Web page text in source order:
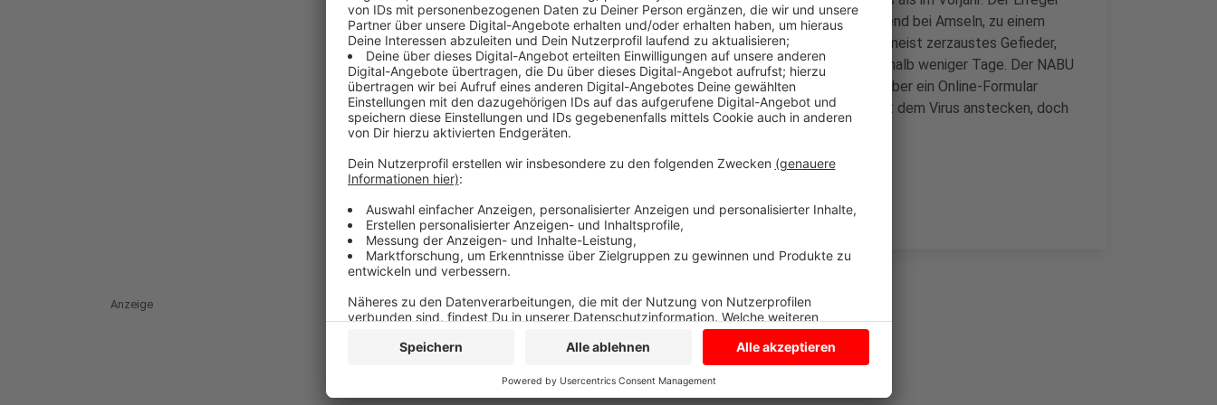
überträgt sich durch Stechmücken und führt bei Vögeln, vorwiegend bei Amseln, zu einem
meist tödlichen Krankheitsverlauf. Die betroffenen Vögel haben meist zerzaustes Gefieder,
flüchten nicht mehr und wirken apathisch. Sie sterben meist innerhalb weniger Tage. Der NABU
bittet um Mithilfe. Erkrankte oder gestorbene Vögel können Sie über ein Online-Formular
melden. Den Link finden SieHIER. Menschen können sich zwar mit dem Virus anstecken, doch
eine Infektion verläuft meist ohne Symptome.
Anzeige
Anzeige